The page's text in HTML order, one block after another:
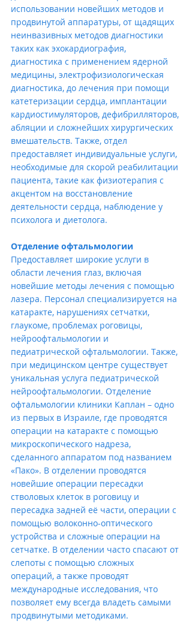
использовании новейших методов и
продвинутой аппаратуры, от щадящих
неинвазивных методов диагностики
таких как эхокардиография,
диагностика с применением ядерной
медицины, электрофизиологическая
диагностика, до лечения при помощи
катетеризации сердца, имплантации
кардиостимуляторов, дефибрилляторов,
абляции и сложнейших хирургических
вмешательств. Также, отдел
предоставляет индивидуальные услуги,
необходимые для скорой реабилитации
пациента, такие как физиотерапия с
акцентом на восстановление
деятельности сердца, наблюдение у
психолога и диетолога.
Отделение офтальмологии
Предоставляет широкие услуги в
области лечения глаз, включая
новейшие методы лечения с помощью
лазера. Персонал специализируется на
катаракте, нарушениях сетчатки,
глаукоме, проблемах роговицы,
нейроофтальмологии и
педиатрической офтальмологии. Также,
при медицинском центре существует
уникальная услуга педиатрической
нейроофтальмологии. Отделение
офтальмологии клиники Каплан – одно
из первых в Израиле, где проводятся
операции на катаракте с помощью
микроскопического надреза,
сделанного аппаратом под названием
«Пако». В отделении проводятся
новейшие операции пересадки
стволовых клеток в роговицу и
пересадка задней её части, операции с
помощью волоконно-оптического
устройства и сложные операции на
сетчатке. В отделении часто спасают от
слепоты с помощью сложных
операций, а также проводят
международные исследования, что
позволяет ему всегда владеть самыми
продвинутыми методиками.